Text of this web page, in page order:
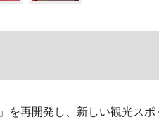
を再開発し、新しい観光スポ